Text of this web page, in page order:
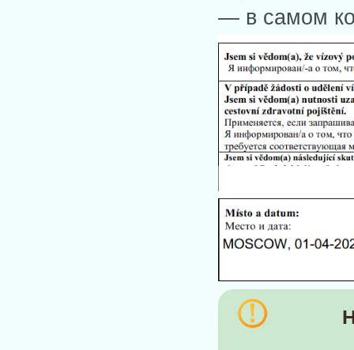
— в самом